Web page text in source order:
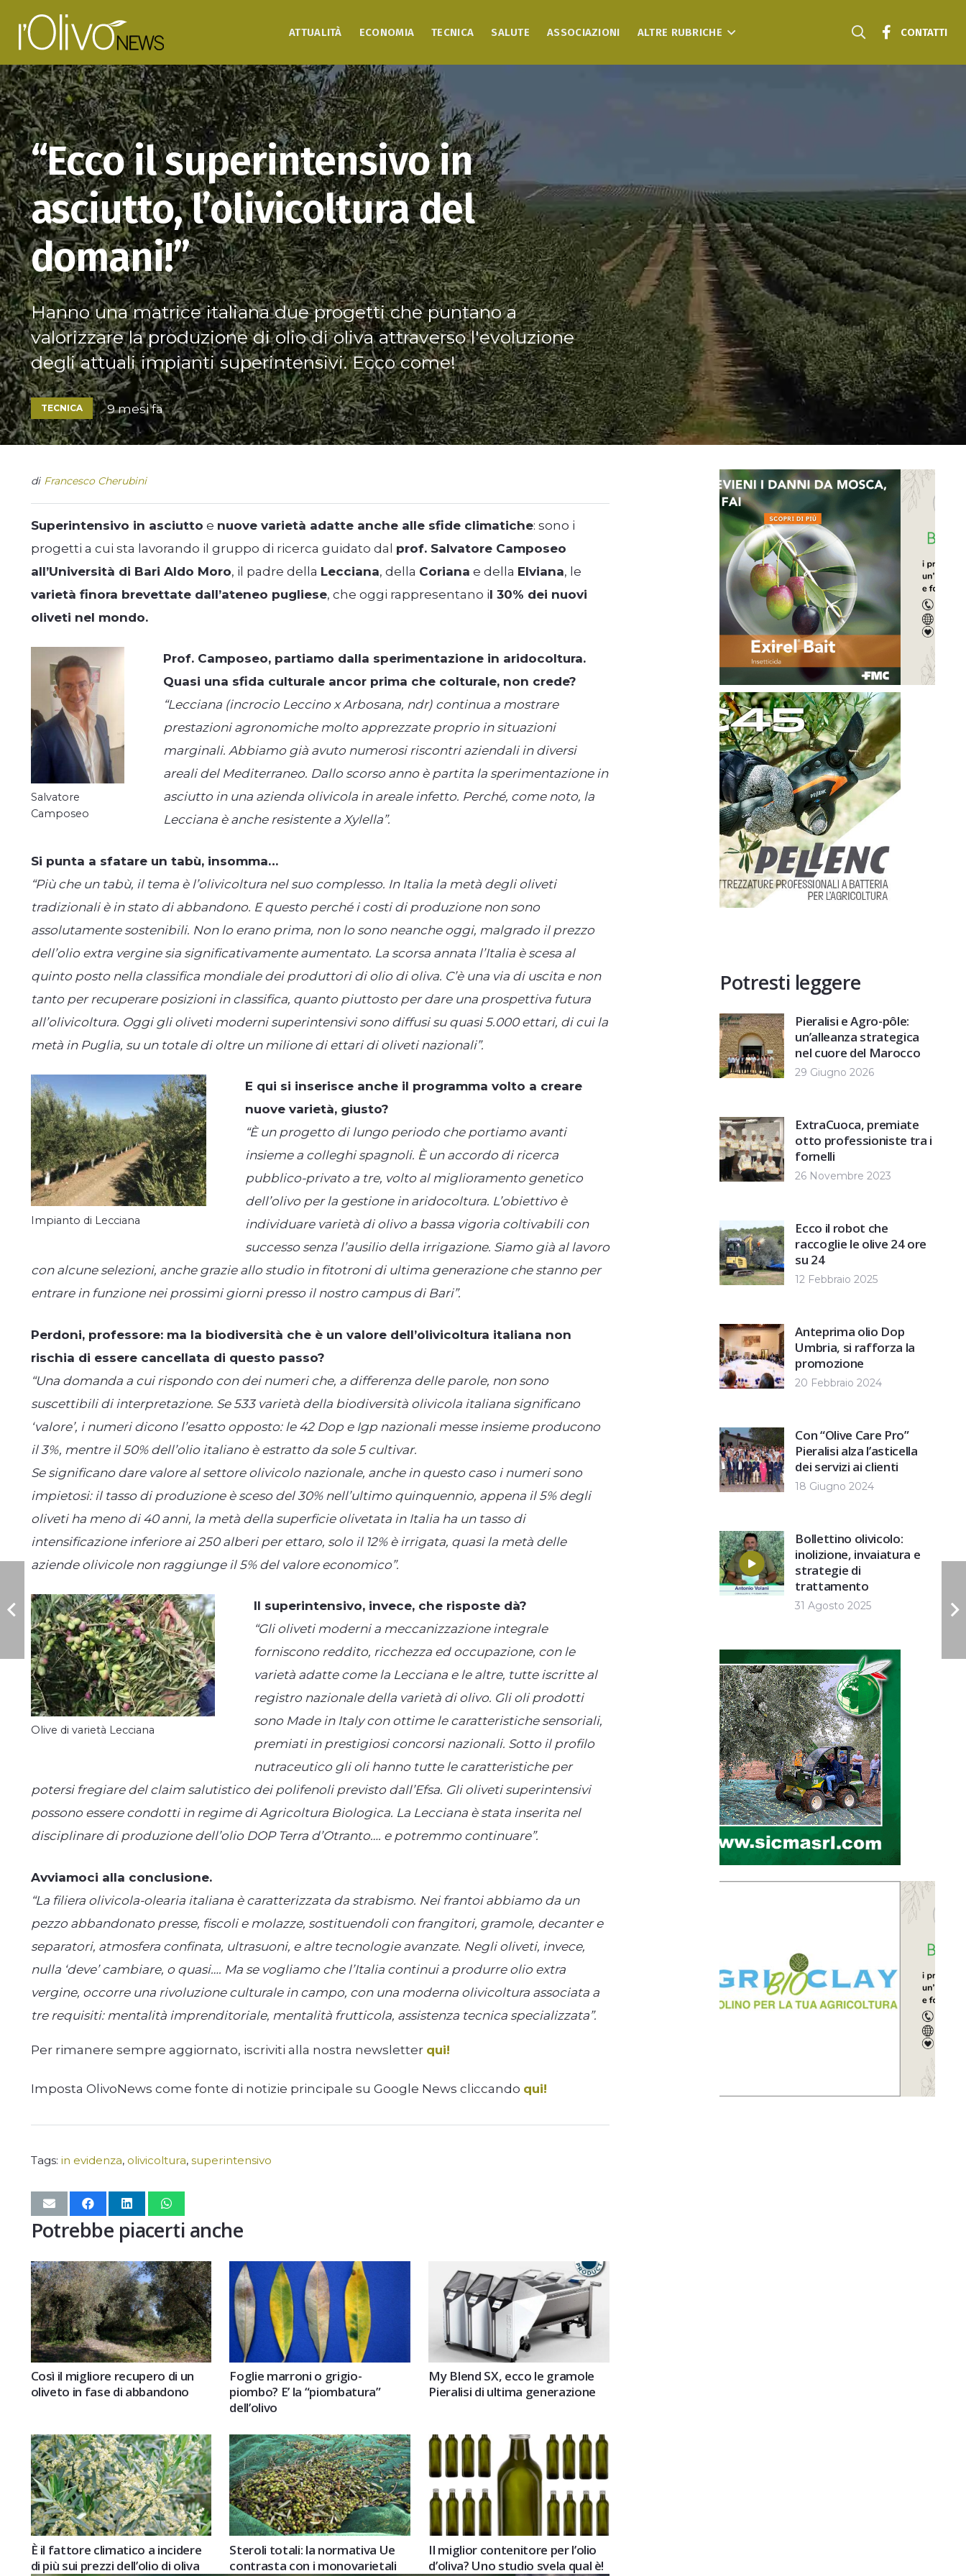
ATTUALITÀ ECONOMIA TECNICA SALUTE ASSOCIAZIONI ALTRE RUBRICHE CONTATTI
“Ecco il superintensivo in
asciutto, l’olivicoltura del
domani!”
Hanno una matrice italiana due progetti che puntano a
valorizzare la produzione di olio di oliva attraverso l'evoluzione
degli attuali impianti superintensivi. Ecco come!
TECNICA 9 mesi fa
di Francesco Cherubini
Superintensivo in asciutto e nuove varietà adatte anche alle sfide climatiche: sono i
progetti a cui sta lavorando il gruppo di ricerca guidato dal prof. Salvatore Camposeo
all’Università di Bari Aldo Moro, il padre della Lecciana, della Coriana e della Elviana, le
varietà finora brevettate dall’ateneo pugliese, che oggi rappresentano il 30% dei nuovi
oliveti nel mondo.
Salvatore
Camposeo
Prof. Camposeo, partiamo dalla sperimentazione in aridocoltura.
Quasi una sfida culturale ancor prima che colturale, non crede?
“Lecciana (incrocio Leccino x Arbosana, ndr) continua a mostrare
prestazioni agronomiche molto apprezzate proprio in situazioni
marginali. Abbiamo già avuto numerosi riscontri aziendali in diversi
areali del Mediterraneo. Dallo scorso anno è partita la sperimentazione in
asciutto in una azienda olivicola in areale infetto. Perché, come noto, la
Lecciana è anche resistente a Xylella”.
Si punta a sfatare un tabù, insomma…
“Più che un tabù, il tema è l’olivicoltura nel suo complesso. In Italia la metà degli oliveti
tradizionali è in stato di abbandono. E questo perché i costi di produzione non sono
assolutamente sostenibili. Non lo erano prima, non lo sono neanche oggi, malgrado il prezzo
dell’olio extra vergine sia significativamente aumentato. La scorsa annata l’Italia è scesa al
quinto posto nella classifica mondiale dei produttori di olio di oliva. C’è una via di uscita e non
tanto per recuperare posizioni in classifica, quanto piuttosto per dare una prospettiva futura
all’olivicoltura. Oggi gli oliveti moderni superintensivi sono diffusi su quasi 5.000 ettari, di cui la
metà in Puglia, su un totale di oltre un milione di ettari di oliveti nazionali”.
Impianto di Lecciana
E qui si inserisce anche il programma volto a creare
nuove varietà, giusto?
“È un progetto di lungo periodo che portiamo avanti
insieme a colleghi spagnoli. È un accordo di ricerca
pubblico-privato a tre, volto al miglioramento genetico
dell’olivo per la gestione in aridocoltura. L’obiettivo è
individuare varietà di olivo a bassa vigoria coltivabili con
successo senza l’ausilio della irrigazione. Siamo già al lavoro
con alcune selezioni, anche grazie allo studio in fitotroni di ultima generazione che stanno per
entrare in funzione nei prossimi giorni presso il nostro campus di Bari”.
Perdoni, professore: ma la biodiversità che è un valore dell’olivicoltura italiana non
rischia di essere cancellata di questo passo?
“Una domanda a cui rispondo con dei numeri che, a differenza delle parole, non sono
suscettibili di interpretazione. Se 533 varietà della biodiversità olivicola italiana significano
‘valore’, i numeri dicono l’esatto opposto: le 42 Dop e Igp nazionali messe insieme producono
il 3%, mentre il 50% dell’olio italiano è estratto da sole 5 cultivar.
Se significano dare valore al settore olivicolo nazionale, anche in questo caso i numeri sono
impietosi: il tasso di produzione è sceso del 30% nell’ultimo quinquennio, appena il 5% degli
oliveti ha meno di 40 anni, la metà della superficie olivetata in Italia ha un tasso di
intensificazione inferiore ai 250 alberi per ettaro, solo il 12% è irrigata, quasi la metà delle
aziende olivicole non raggiunge il 5% del valore economico”.
Olive di varietà Lecciana
Il superintensivo, invece, che risposte dà?
“Gli oliveti moderni a meccanizzazione integrale
forniscono reddito, ricchezza ed occupazione, con le
varietà adatte come la Lecciana e le altre, tutte iscritte al
registro nazionale della varietà di olivo. Gli oli prodotti
sono Made in Italy con ottime le caratteristiche sensoriali,
premiati in prestigiosi concorsi nazionali. Sotto il profilo
nutraceutico gli oli hanno tutte le caratteristiche per
potersi fregiare del claim salutistico dei polifenoli previsto dall’Efsa. Gli oliveti superintensivi
possono essere condotti in regime di Agricoltura Biologica. La Lecciana è stata inserita nel
disciplinare di produzione dell’olio DOP Terra d’Otranto…. e potremmo continuare”.
Avviamoci alla conclusione.
“La filiera olivicola-olearia italiana è caratterizzata da strabismo. Nei frantoi abbiamo da un
pezzo abbandonato presse, fiscoli e molazze, sostituendoli con frangitori, gramole, decanter e
separatori, atmosfera confinata, ultrasuoni, e altre tecnologie avanzate. Negli oliveti, invece,
nulla ‘deve’ cambiare, o quasi…. Ma se vogliamo che l’Italia continui a produrre olio extra
vergine, occorre una rivoluzione culturale in campo, con una moderna olivicoltura associata a
tre requisiti: mentalità imprenditoriale, mentalità frutticola, assistenza tecnica specializzata”.
Per rimanere sempre aggiornato, iscriviti alla nostra newsletter qui!
Imposta OlivoNews come fonte di notizie principale su Google News cliccando qui!
Tags: in evidenza, olivicoltura, superintensivo
Potrebbe piacerti anche
Così il migliore recupero di un
oliveto in fase di abbandono
Foglie marroni o grigio-
piombo? E’ la “piombatura”
dell’olivo
My Blend SX, ecco le gramole
Pieralisi di ultima generazione
È il fattore climatico a incidere
di più sui prezzi dell’olio di oliva
Steroli totali: la normativa Ue
contrasta con i monovarietali
Il miglior contenitore per l’olio
d’oliva? Uno studio svela qual è!
Potresti leggere
Pieralisi e Agro-pôle:
un’alleanza strategica
nel cuore del Marocco
29 Giugno 2026
ExtraCuoca, premiate
otto professioniste tra i
fornelli
26 Novembre 2023
Ecco il robot che
raccoglie le olive 24 ore
su 24
12 Febbraio 2025
Anteprima olio Dop
Umbria, si rafforza la
promozione
20 Febbraio 2024
Con “Olive Care Pro”
Pieralisi alza l’asticella
dei servizi ai clienti
18 Giugno 2024
Bollettino olivicolo:
inolizione, invaiatura e
strategie di
trattamento
31 Agosto 2025